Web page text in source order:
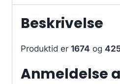
Beskrivelse
Produktid er 1674 og
Anmeldelse